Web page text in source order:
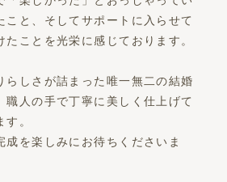
こと、そしてサポートに入らせて
たことを光栄に感じております。
らしさが詰まった唯一無二の結婚
職人の手で丁寧に美しく仕上げて
す。
成を楽しみにお待ちくださいま